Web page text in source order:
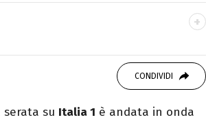
dedico al mondo
lavorato come web content editor
CONDIVIDI
su Italia 1 è andata in onda